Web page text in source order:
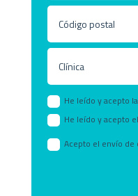
He leído y acepto la
He leído y acepto el
Acepto el envío de